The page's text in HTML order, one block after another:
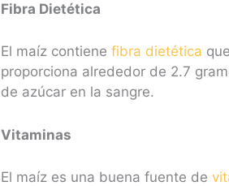
Fibra Dietética
El maíz contienefibra dietética
proporciona alrededor de 2.7
de azúcar en la sangre.
Vitaminas
El maíz es una buena fuente de